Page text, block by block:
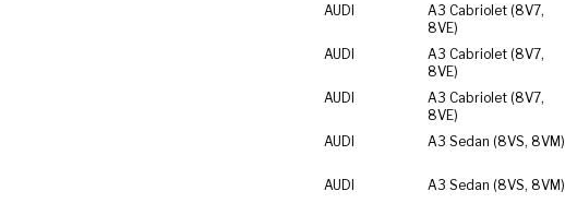
AUDI
A3 Cabriolet (8V7,
8VE)
AUDI
A3 Cabriolet (8V7,
8VE)
AUDI
A3 Cabriolet (8V7,
8VE)
AUDI
A3 Sedan (8VS, 8VM)
AUDI
A3 Sedan (8VS, 8VM)